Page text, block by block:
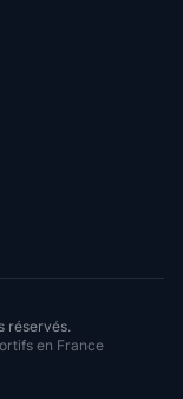
réservés.
en France